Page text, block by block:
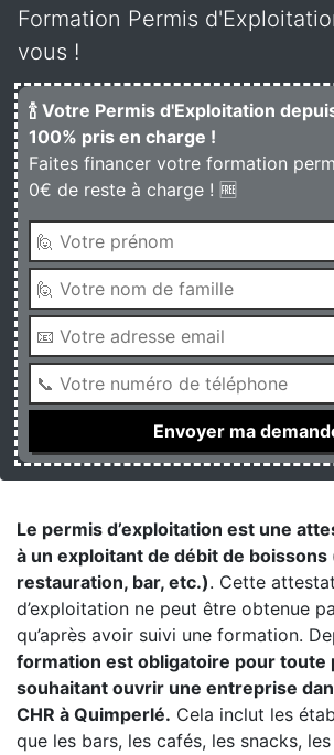
Formation Permis
vous !
🍾 Votre Permis d'Exploitation
100% pris en charge !
Faites financer votre formation
0€ de reste à charge ! 🆓
Le permis d’exploitation est une
à un exploitant de débit de
restauration, bar, etc.). Cette
d’exploitation ne peut être obtenue
qu’après avoir suivi une formation.
formation est obligatoire pour toute
souhaitant ouvrir une entreprise
CHR à Quimperlé. Cela inclut les
que les bars, les cafés, les snacks,